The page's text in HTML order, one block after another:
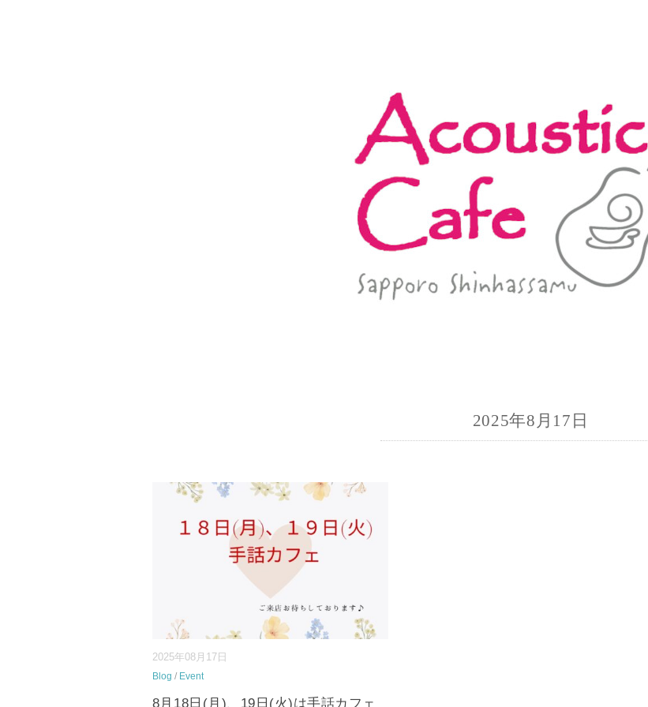
2025年8月17日
2025年08月17日
Blog / Event
8月18日(月)、19日(火)は手話カフェ